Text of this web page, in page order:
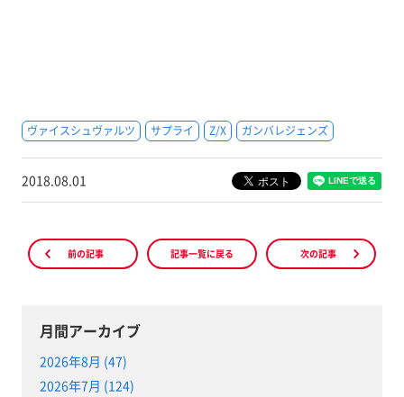
ヴァイスシュヴァルツ サプライ Z/X ガンバレジェンズ
2018.08.01
前の記事 記事一覧に戻る 次の記事
月間アーカイブ
2026年8月 (47)
2026年7月 (124)